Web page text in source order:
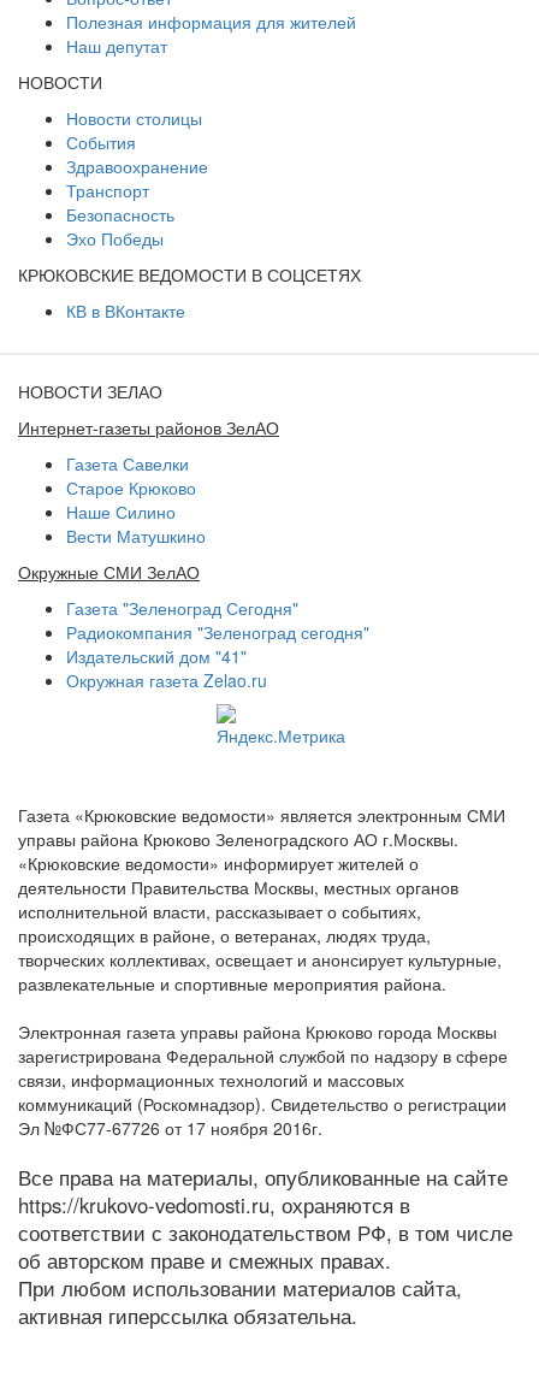
Полезная информация для жителей
Наш депутат
НОВОСТИ
Новости столицы
События
Здравоохранение
Транспорт
Безопасность
Эхо Победы
КРЮКОВСКИЕ ВЕДОМОСТИ В СОЦСЕТЯХ
КВ в ВКонтакте
НОВОСТИ ЗЕЛАО
Интернет-газеты районов ЗелАО
Газета Савелки
Старое Крюково
Наше Силино
Вести Матушкино
Окружные СМИ ЗелАО
Газета "Зеленоград Сегодня"
Радиокомпания "Зеленоград сегодня"
Издательский дом "41"
Окружная газета Zelao.ru
Газета «Крюковские ведомости» является электронным СМИ
управы района Крюково Зеленоградского АО г.Москвы.
«Крюковские ведомости» информирует жителей о
деятельности Правительства Москвы, местных органов
исполнительной власти, рассказывает о событиях,
происходящих в районе, о ветеранах, людях труда,
творческих коллективах, освещает и анонсирует культурные,
развлекательные и спортивные мероприятия района.
Электронная газета управы района Крюково города Москвы
зарегистрирована Федеральной службой по надзору в сфере
связи, информационных технологий и массовых
коммуникаций (Роскомнадзор). Свидетельство о регистрации
Эл №ФС77-67726 от 17 ноября 2016г.
Все права на материалы, опубликованные на сайте
https://krukovo-vedomosti.ru, охраняются в
соответствии с законодательством РФ, в том числе
об авторском праве и смежных правах.
При любом использовании материалов сайта,
активная гиперссылка обязательна.